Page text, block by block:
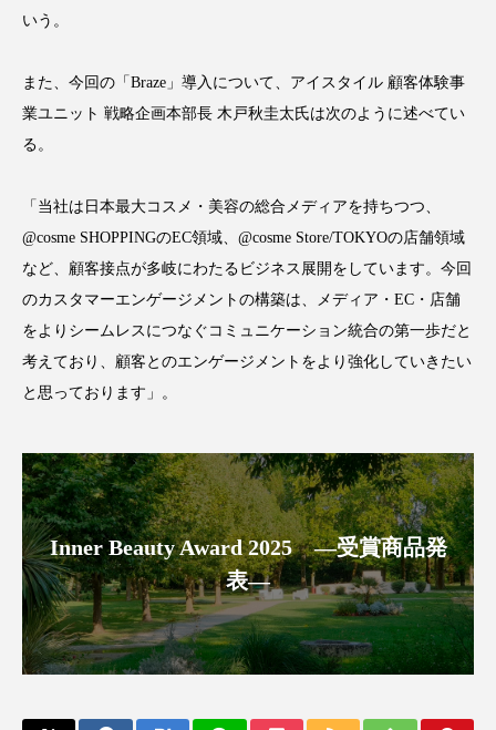
エクソソーム
カウンセラー カウンセリング
クローズアップ ケーススタディ
コスト削減
コネクテッド・ビューティ コミュニケーション
コルチゾール
サプリ サロンクレンジング サロン戦略
サロン経営 サロン連略 シャネル
スカルプ クレンジング 頻度 スカルプケア
スキンケア スキンケア 習慣
いう。
また、今回の「Braze」導入について、アイスタイル 顧客体験事
業ユニット 戦略企画本部長 木戸秋圭太氏は次のように述べてい
る。
「当社は日本最大コスメ・美容の総合メディアを持ちつつ、
@cosme SHOPPINGのEC領域、@cosme Store/TOKYOの店舗領域
など、顧客接点が多岐にわたるビジネス展開をしています。今回
のカスタマーエンゲージメントの構築は、メディア・EC・店舗
をよりシームレスにつなぐコミュニケーション統合の第一歩だと
考えており、顧客とのエンゲージメントをより強化していきたい
と思っております」。
Inner Beauty Award 2025 ―受賞商品発
表―